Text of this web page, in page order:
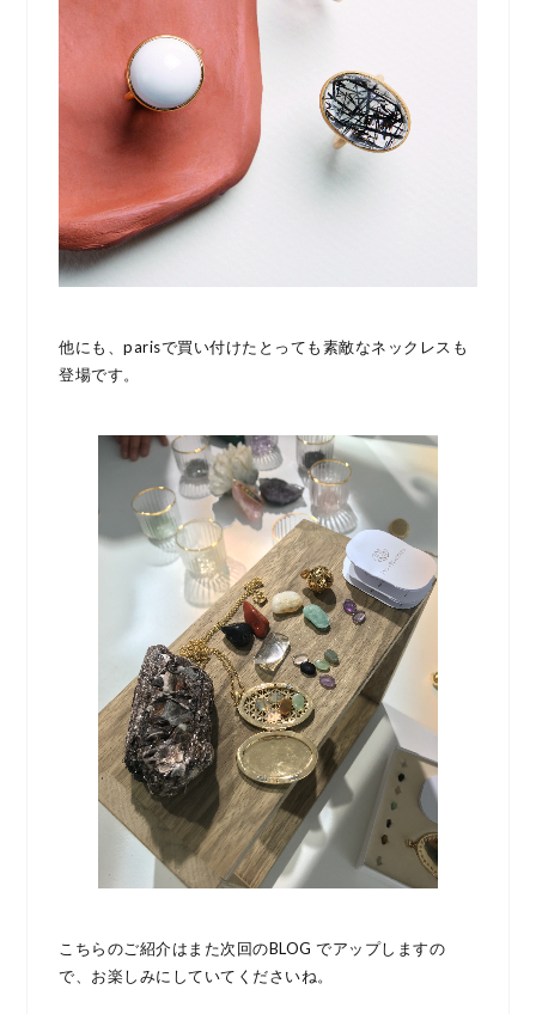
他にも、parisで買い付けたとっても素敵なネックレスも
登場です。
こちらのご紹介はまた次回のBLOG でアップしますの
で、お楽しみにしていてくださいね。